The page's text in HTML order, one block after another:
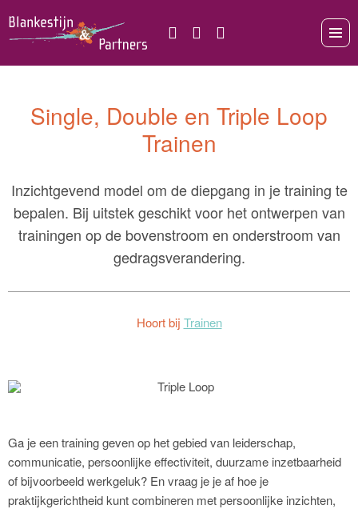
Single, Double en Triple Loop
Trainen
Inzichtgevend model om de diepgang in je training te
bepalen. Bij uitstek geschikt voor het ontwerpen van
trainingen op de bovenstroom en onderstroom van
gedragsverandering.
Hoort bij Trainen
Ga je een training geven op het gebied van leiderschap,
communicatie, persoonlijke effectiviteit, duurzame inzetbaarheid
of bijvoorbeeld werkgeluk? En vraag je je af hoe je
praktijkgerichtheid kunt combineren met persoonlijke inzichten,